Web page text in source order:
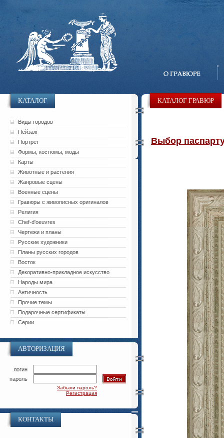
КАТАЛОГ
Виды городов
Пейзаж
Портрет
Формы, костюмы, моды
Карты
Животные и растения
Жанровые сцены
Военные сцены
Гравюры с живописных оригиналов
Религия
Chef-d'oeuvres
Чертежи и планы
Русские художники
Планы русских городов
Восток
Декоративно-прикладное искусство
Народы мира
Античность
Прочие темы
Подарочные сертификаты
Серии
АВТОРИЗАЦИЯ
логин
пароль
Забыли пароль?
Регистрация
КОНТАКТЫ
КАТАЛОГ ГРАВЮР
Выбор